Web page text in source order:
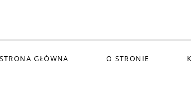
STRONA GŁÓWNA O STRONIE